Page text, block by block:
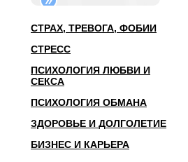
СТРАХ, ТРЕВОГА, ФОБИИ
СТРЕСС
ПСИХОЛОГИЯ ЛЮБВИ И
СЕКСА
ПСИХОЛОГИЯ ОБМАНА
ЗДОРОВЬЕ И ДОЛГОЛЕТИЕ
БИЗНЕС И КАРЬЕРА